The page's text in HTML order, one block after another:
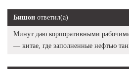
Бишон ответил(а)
Минут даю корпоративными
— китае, где заполненные нефтью